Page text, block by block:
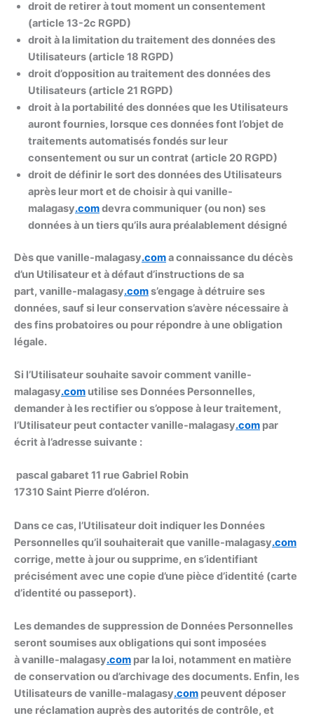
droit de retirer à tout moment un consentement
(article 13-2c RGPD)
droit à la limitation du traitement des données des
Utilisateurs (article 18 RGPD)
droit d’opposition au traitement des données des
Utilisateurs (article 21 RGPD)
droit à la portabilité des données que les Utilisateurs
auront fournies, lorsque ces données font l’objet de
traitements automatisés fondés sur leur
consentement ou sur un contrat (article 20 RGPD)
droit de définir le sort des données des Utilisateurs
après leur mort et de choisir à qui vanille-
malagasy.comdevra communiquer (ou non) ses
données à un tiers qu’ils aura préalablement désigné
Dès que vanille-malagasy.coma connaissance du décès
d’un Utilisateur et à défaut d’instructions de sa
part, vanille-malagasy.coms’engage à détruire ses
données, sauf si leur conservation s’avère nécessaire à
des fins probatoires ou pour répondre à une obligation
légale.
Si l’Utilisateur souhaite savoir comment vanille-
malagasy.com utilise ses Données Personnelles,
demander à les rectifier ou s’oppose à leur traitement,
l’Utilisateur peut contacter vanille-malagasy.com par
écrit à l’adresse suivante :
pascal gabaret 11 rue Gabriel Robin
17310 Saint Pierre d’oléron.
Dans ce cas, l’Utilisateur doit indiquer les Données
Personnelles qu’il souhaiterait que vanille-malagasy.com
corrige, mette à jour ou supprime, en s’identifiant
précisément avec une copie d’une pièce d’identité (carte
d’identité ou passeport).
Les demandes de suppression de Données Personnelles
seront soumises aux obligations qui sont imposées
à vanille-malagasy.com par la loi, notamment en matière
de conservation ou d’archivage des documents. Enfin, les
Utilisateurs de vanille-malagasy.com peuvent déposer
une réclamation auprès des autorités de contrôle, et